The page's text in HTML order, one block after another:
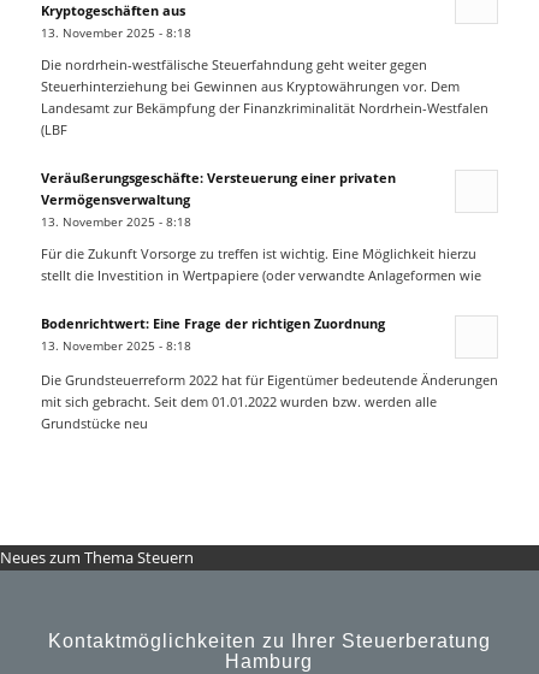
Kryptogeschäften aus
13. November 2025 - 8:18
Die nordrhein-westfälische Steuerfahndung geht weiter gegen
Steuerhinterziehung bei Gewinnen aus Kryptowährungen vor. Dem
Landesamt zur Bekämpfung der Finanzkriminalität Nordrhein-Westfalen
(LBF
Veräußerungsgeschäfte: Versteuerung einer privaten
Vermögensverwaltung
13. November 2025 - 8:18
Für die Zukunft Vorsorge zu treffen ist wichtig. Eine Möglichkeit hierzu
stellt die Investition in Wertpapiere (oder verwandte Anlageformen wie
Bodenrichtwert: Eine Frage der richtigen Zuordnung
13. November 2025 - 8:18
Die Grundsteuerreform 2022 hat für Eigentümer bedeutende Änderungen
mit sich gebracht. Seit dem 01.01.2022 wurden bzw. werden alle
Grundstücke neu
Neues zum Thema Steuern
Kontaktmöglichkeiten zu Ihrer Steuerberatung
Hamburg